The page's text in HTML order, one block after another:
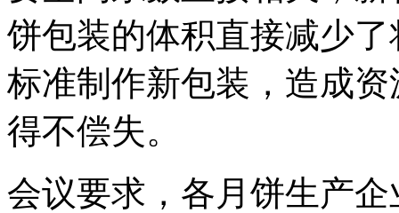
饼包装的体积直接减少
标准制作新包装，造成
得不偿失。
会议要求，各月饼生产